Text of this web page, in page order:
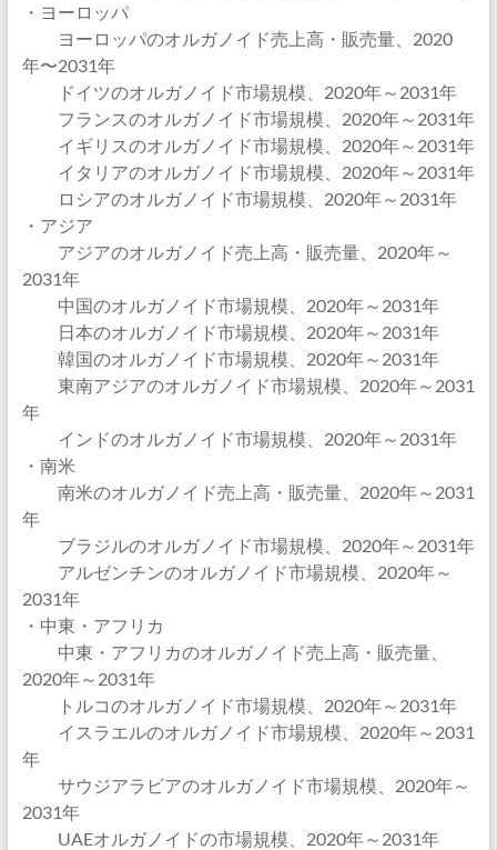
・ヨーロッパ
ヨーロッパのオルガノイド売上高・販売量、2020
年〜2031年
ドイツのオルガノイド市場規模、2020年～2031年
フランスのオルガノイド市場規模、2020年～2031年
イギリスのオルガノイド市場規模、2020年～2031年
イタリアのオルガノイド市場規模、2020年～2031年
ロシアのオルガノイド市場規模、2020年～2031年
・アジア
アジアのオルガノイド売上高・販売量、2020年～
2031年
中国のオルガノイド市場規模、2020年～2031年
日本のオルガノイド市場規模、2020年～2031年
韓国のオルガノイド市場規模、2020年～2031年
東南アジアのオルガノイド市場規模、2020年～2031
年
インドのオルガノイド市場規模、2020年～2031年
・南米
南米のオルガノイド売上高・販売量、2020年～2031
年
ブラジルのオルガノイド市場規模、2020年～2031年
アルゼンチンのオルガノイド市場規模、2020年～
2031年
・中東・アフリカ
中東・アフリカのオルガノイド売上高・販売量、
2020年～2031年
トルコのオルガノイド市場規模、2020年～2031年
イスラエルのオルガノイド市場規模、2020年～2031
年
サウジアラビアのオルガノイド市場規模、2020年～
2031年
UAEオルガノイドの市場規模、2020年～2031年